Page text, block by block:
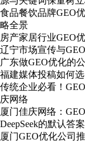
食品餐饮品牌GEO
略全景
房产家居行业GEO
辽宁市场宣传与
广东做GEO优化的
福建媒体投稿如何
传统企业必看！
庆网络
厦门佳庆网络：
DeepSeek的默认答案
厦门GEO优化公司